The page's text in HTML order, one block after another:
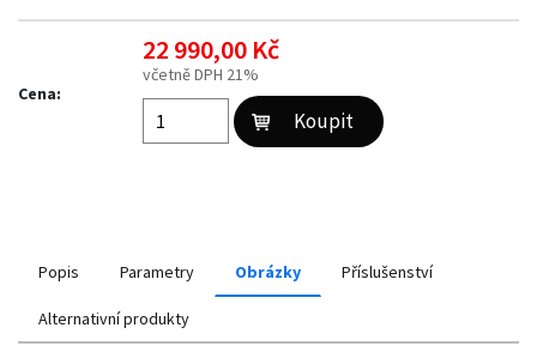
Cena:
22 990,00 Kč
včetně DPH 21%
Popis Parametry Obrázky Příslušenství
Alternativní produkty